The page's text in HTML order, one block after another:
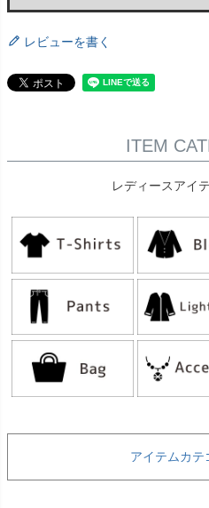
レビューを書く
ITEM
レディースアイ
アイテムカ